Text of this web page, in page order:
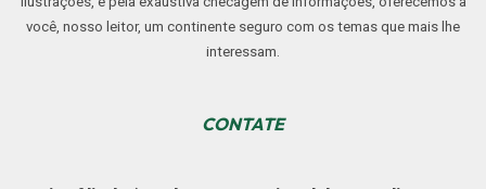
você, nosso leitor, um continente seguro com os temas que mais lhe
interessam.
CONTATE